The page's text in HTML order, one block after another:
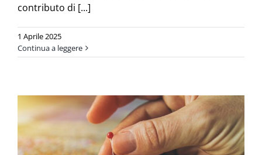
contributo di [...]
1 Aprile 2025
Continua a leggere